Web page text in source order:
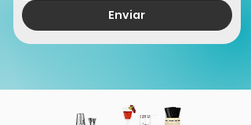
Enviar